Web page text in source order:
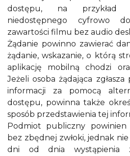
dostępu, na przykład
niedostępnego cyfrowo
zawartości filmu bez audio
Żądanie powinno zawierać
żądanie, wskazanie, o którą
aplikację mobilną chodzi
Jeżeli osoba żądająca
informacji za pomocą
dostępu, powinna także
sposób przedstawienia tej
Podmiot publiczny powinien
bez zbędnej zwłoki, jednak
dni od dnia wystąpienia